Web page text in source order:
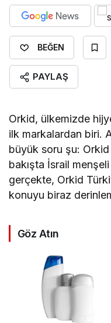
BEĞEN
PAYLAŞ
Orkid, ülkemizde
ilk markalardan biri.
büyük soru şu:
bakışta İsrail
gerçekte, Orkid
konuyu biraz
Göz Atın